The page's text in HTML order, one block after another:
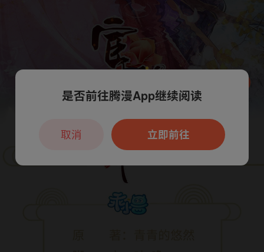
本章节仅支持App阅读，可打开App新用
户7天免费看
是否前往腾漫App继续阅读
立即前往
取消